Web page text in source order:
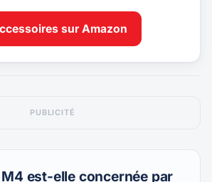
sur Amazon
PUBLICITÉ
est-elle concernée par